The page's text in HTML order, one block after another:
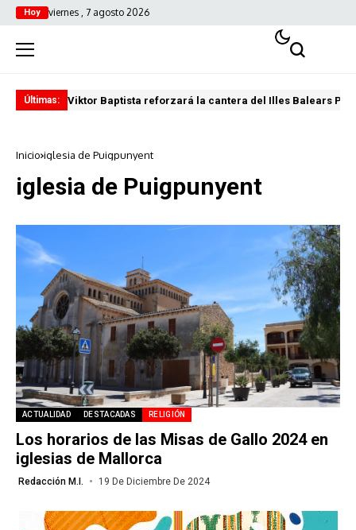
Hoy viernes , 7 agosto 2026
Últimas: Viktor Baptista reforzará la cantera del Illes Balears
Inicio iglesia de Puigpunyent
iglesia de Puigpunyent
ACTUALIDAD DESTACADAS RELIGIÓN
Los horarios de las Misas de Gallo 2024 en
iglesias de Mallorca
Redacción M.I. 19 De Diciembre De 2024